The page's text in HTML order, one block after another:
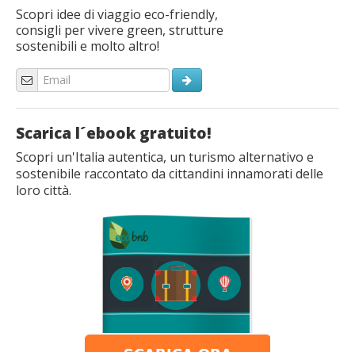
Scopri idee di viaggio eco-friendly,
consigli per vivere green, strutture
sostenibili e molto altro!
Scarica l´ebook gratuito!
Scopri un'Italia autentica, un turismo alternativo e
sostenibile raccontato da cittandini innamorati delle
loro città.